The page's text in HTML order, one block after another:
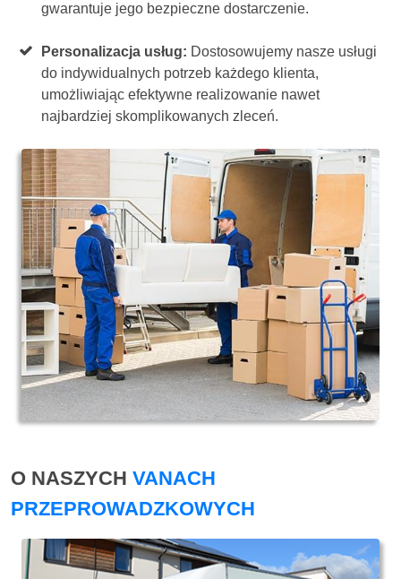
gwarantuje jego bezpieczne dostarczenie.
Personalizacja usług: Dostosowujemy nasze usługi
do indywidualnych potrzeb każdego klienta,
umożliwiając efektywne realizowanie nawet
najbardziej skomplikowanych zleceń.
O NASZYCH VANACH
PRZEPROWADZKOWYCH